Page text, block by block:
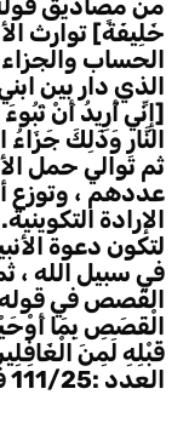
من مصاديق
خَلِيفَةً] توارث
الحساب
الذي دار بين
[إِنِّي أُرِيدُ أَنْ
النَّارِ وَذَلِكَ
ثم توالي حمل
عددهم ، وتوزع
الإرادة التكوينية.
لتكون دعوة
في سبيل الله
القصص في
الْقَصَصِ بِمَا
قَبْلِهِ لَمِنَ
العدد :111/25 في 23/4/2025